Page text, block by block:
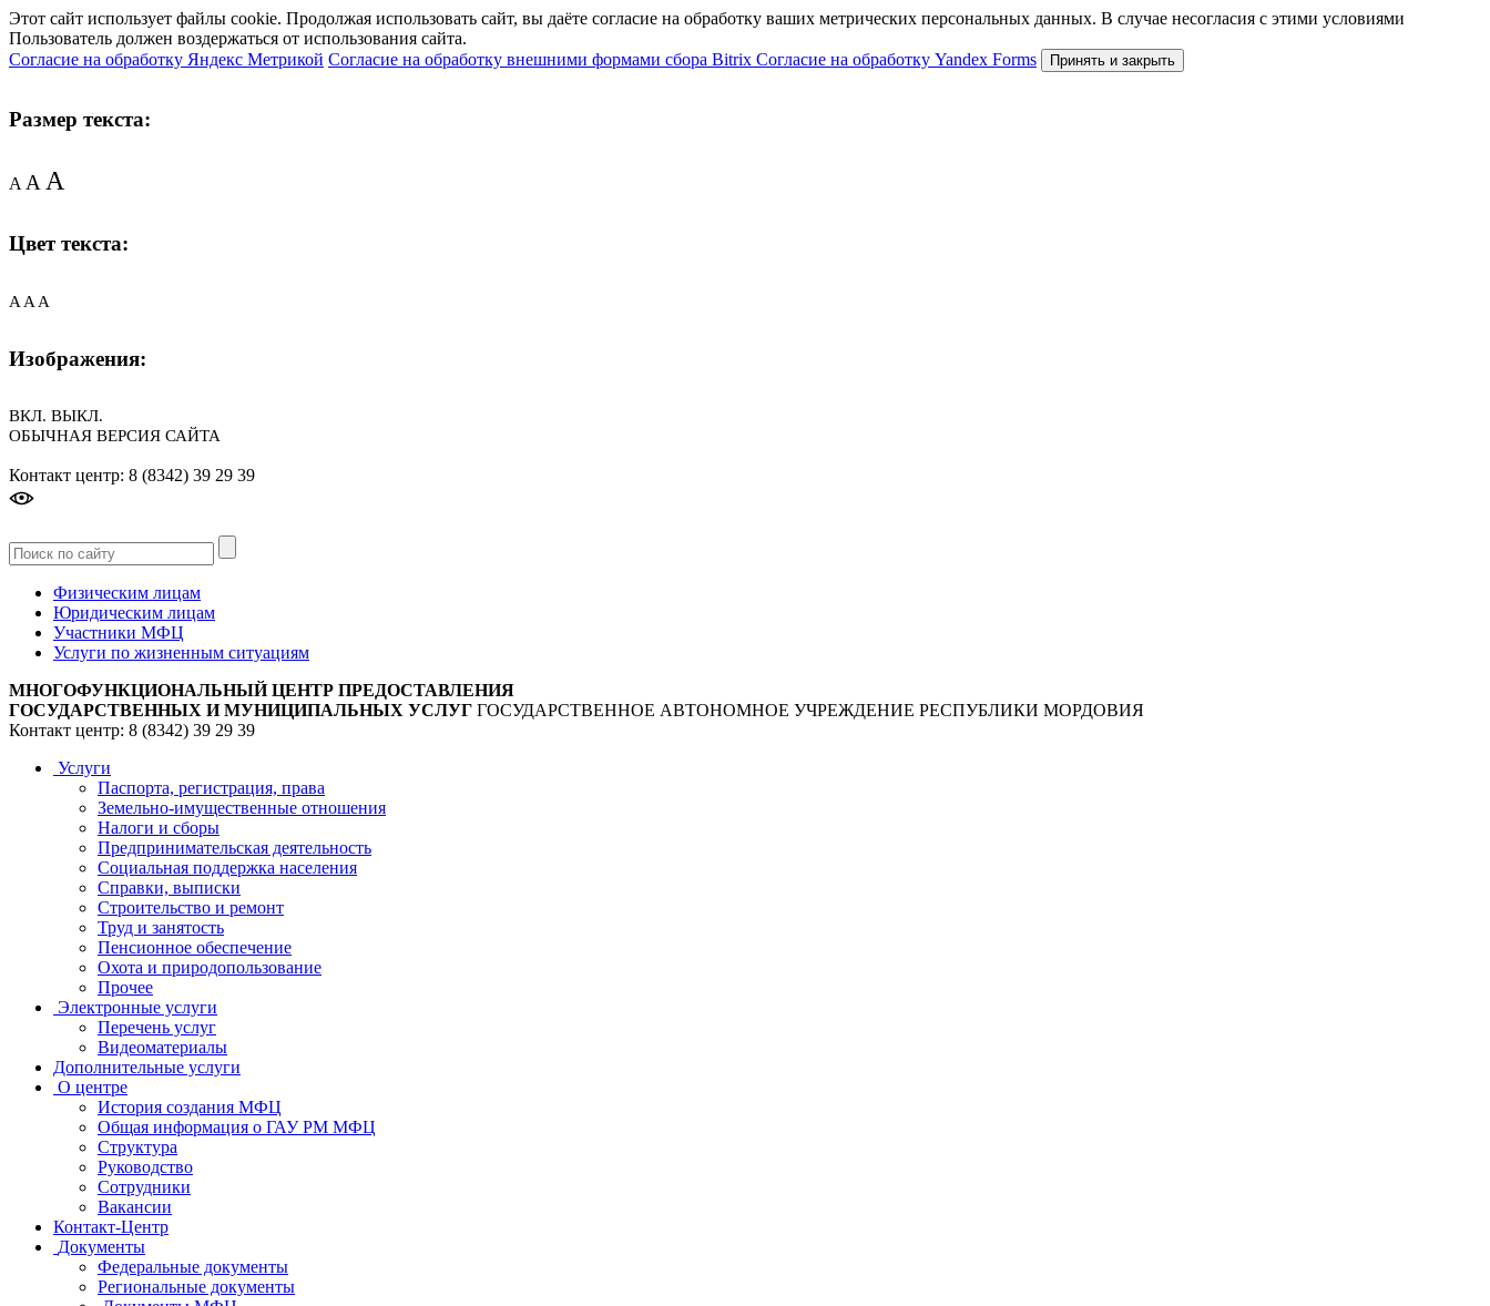
Этот сайт использует файлы cookie. Продолжая использовать сайт, вы даёте согласие на обработку ваших метрических персональных данных. В случае несогласия с этими условиями
Пользователь должен воздержаться от использования сайта.
Согласие на обработку Яндекс Метрикой Согласие на обработку внешними формами сбора Bitrix Согласие на обработку Yandex Forms Принять и закрыть
Размер текста:
AAA
Цвет текста:
A A A
Изображения:
ВКЛ. ВЫКЛ.
ОБЫЧНАЯ ВЕРСИЯ САЙТА
Контакт центр: 8 (8342) 39 29 39
Физическим лицам
Юридическим лицам
Участники МФЦ
Услуги по жизненным ситуациям
МНОГОФУНКЦИОНАЛЬНЫЙ ЦЕНТР ПРЕДОСТАВЛЕНИЯ
ГОСУДАРСТВЕННЫХ И МУНИЦИПАЛЬНЫХ УСЛУГ ГОСУДАРСТВЕННОЕ АВТОНОМНОЕ УЧРЕЖДЕНИЕ РЕСПУБЛИКИ МОРДОВИЯ
Контакт центр: 8 (8342) 39 29 39
Услуги
Паспорта, регистрация, права
Земельно-имущественные отношения
Налоги и сборы
Предпринимательская деятельность
Социальная поддержка населения
Справки, выписки
Строительство и ремонт
Труд и занятость
Пенсионное обеспечение
Охота и природопользование
Прочее
Электронные услуги
Перечень услуг
Видеоматериалы
Дополнительные услуги
О центре
История создания МФЦ
Общая информация о ГАУ РМ МФЦ
Структура
Руководство
Сотрудники
Вакансии
Контакт-Центр
Документы
Федеральные документы
Региональные документы